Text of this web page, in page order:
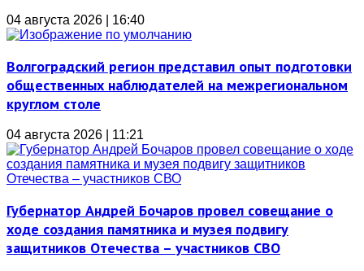
04 августа 2026 | 16:40
Волгоградский регион представил опыт подготовки
общественных наблюдателей на межрегиональном
круглом столе
04 августа 2026 | 11:21
Губернатор Андрей Бочаров провел совещание о
ходе создания памятника и музея подвигу
защитников Отечества – участников СВО